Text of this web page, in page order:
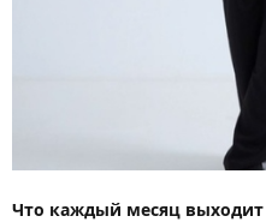
Что каждый месяц